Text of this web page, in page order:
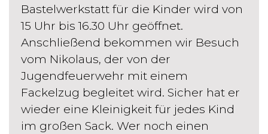
Bastelwerkstatt für die Kinder wird von
15 Uhr bis 16.30 Uhr geöffnet.
Anschließend bekommen wir Besuch
vom Nikolaus, der von der
Jugendfeuerwehr mit einem
Fackelzug begleitet wird. Sicher hat er
wieder eine Kleinigkeit für jedes Kind
im großen Sack. Wer noch einen